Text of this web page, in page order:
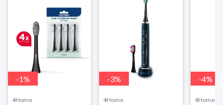
-1%
4Home
-3%
4Home
-4%
4Home